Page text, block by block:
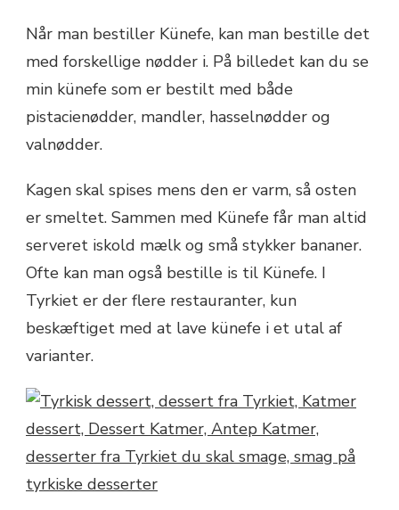
Når man bestiller Künefe, kan man bestille det
med forskellige nødder i. På billedet kan du se
min künefe som er bestilt med både
pistacienødder, mandler, hasselnødder og
valnødder.
Kagen skal spises mens den er varm, så osten
er smeltet. Sammen med Künefe får man altid
serveret iskold mælk og små stykker bananer.
Ofte kan man også bestille is til Künefe. I
Tyrkiet er der flere restauranter, kun
beskæftiget med at lave künefe i et utal af
varianter.